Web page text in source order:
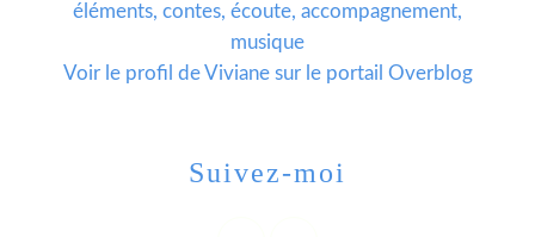
éléments, contes, écoute, accompagnement,
musique
Voir le profil deVivianesur le portail Overblog
Suivez-moi